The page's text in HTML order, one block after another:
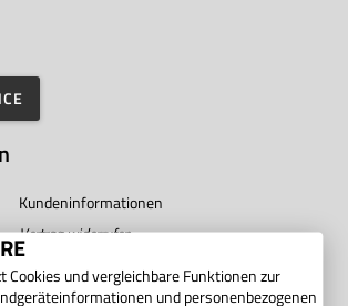
Kundeninformationen
Vertrag widerrufen
Unternehmen
Cookies und vergleichbare Funktionen zur
und personenbezogenen